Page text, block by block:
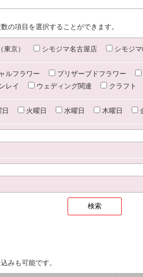
の項目を選択することができます。
京） シモジマ名古屋店 シモジ
ルフラワー プリザーブドフラワー
レイ
ウェディング関連 クラフト
日 火曜日 水曜日 木曜日
みも可能です。